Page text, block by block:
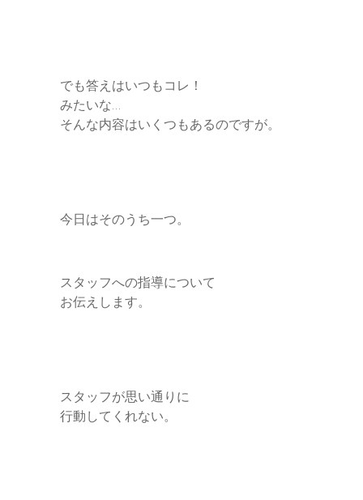
でも答えはいつもコレ！
みたいな…
そんな内容はいくつもあるのですが。
今日はそのうち一つ。
スタッフへの指導について
お伝えします。
スタッフが思い通りに
行動してくれない。